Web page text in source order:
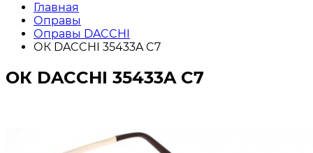
Главная
Оправы
Оправы DACCHI
ОК DACCHI 35433A C7
ОК DACCHI 35433A C7